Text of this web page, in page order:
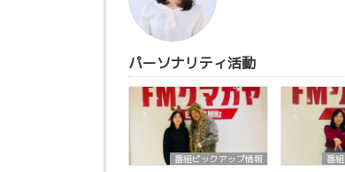
パーソナリティ活動
番組ピックアップ情報
番